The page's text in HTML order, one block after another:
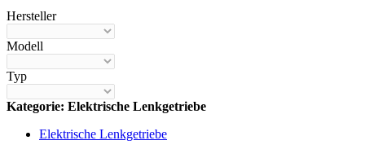
Hersteller
Modell
Typ
Kategorie: Elektrische Lenkgetriebe
Elektrische Lenkgetriebe